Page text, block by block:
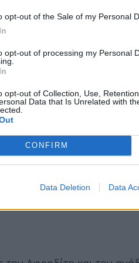
opt-out of the Sale of my Personal
opt-out of processing my Personal
opt-out of Collection, Use,
Data that Is Unrelated with
CONFIRM
Data Deletion Data
την Αφροδίτη και τον
στον επαγγελματικό